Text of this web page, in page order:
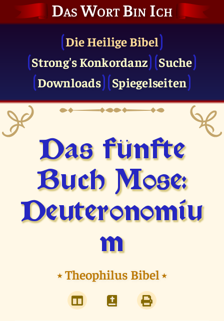
Das Wort Bin Ich
Die Heilige Bibel
Strong's Konkordanz
Suche
Downloads
Spiegelseiten
Das fünfte
Buch Mose:
Deuteronomiu
m
⭑Theophilus Bibel⭑